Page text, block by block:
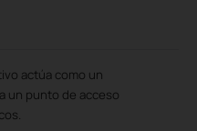
actúa como un
un punto de acceso